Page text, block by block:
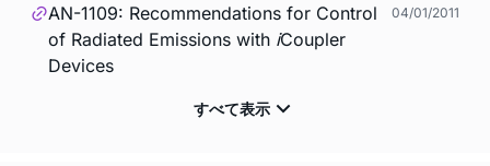
AN-1109: Recommendations for Control
of Radiated Emissions with iCoupler
Devices
04/01/2011